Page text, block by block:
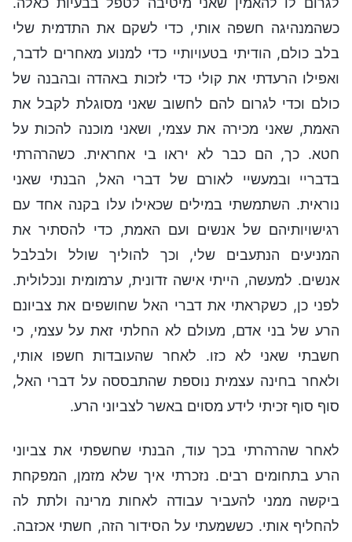
כשהמנהיגה חשפה אותי, כדי לשקם את התדמית שלי
בלב כולם, הודיתי בטעויותיי כדי למנוע מאחרים לדבר,
ואפילו הרעדתי את קולי כדי לזכות באהדה ובהבנה של
כולם וכדי לגרום להם לחשוב שאני מסוגלת לקבל את
האמת, שאני מכירה את עצמי, ושאני מוכנה להכות על
חטא. כך, הם כבר לא יראו בי אחראית. כשהרהרתי
בדבריי ובמעשיי לאורם של דברי האל, הבנתי שאני
נוראית. השתמשתי במילים שכאילו עלו בקנה אחד עם
רגישויותיהם של אנשים ועם האמת, כדי להסתיר את
המניעים הנתעבים שלי, וכך להוליך שולל ולבלבל
אנשים. למעשה, הייתי אישה זדונית, ערמומית ונכלולית.
לפני כן, כשקראתי את דברי האל שחושפים את צביונם
הרע של בני אדם, מעולם לא החלתי זאת על עצמי, כי
חשבתי שאני לא כזו. לאחר שהעובדות חשפו אותי,
ולאחר בחינה עצמית נוספת שהתבססה על דברי האל,
סוף סוף זכיתי לידע מסוים באשר לצביוני הרע.
לאחר שהרהרתי בכך עוד, הבנתי שחשפתי את צביוני
הרע בתחומים רבים. נזכרתי איך שלא מזמן, המפקחת
ביקשה ממני להעביר עבודה לאחות מרינה ולתת לה
להחליף אותי. כששמעתי על הסידור הזה, חשתי אכזבה.